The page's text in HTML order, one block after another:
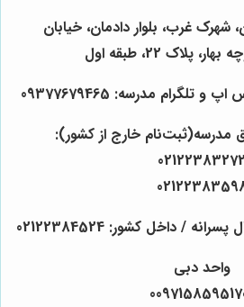
شهرک غرب، بلوار دادمان، خیابان
پلاک 22، طبقه اول
مدرسه: 09377679465
مدرسه(ثبت‌نام خارج از کشور):
02122383272
/ داخل کشور: 02122384524
واحد دبی